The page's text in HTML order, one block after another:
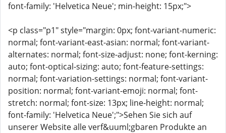
font-family: 'Helvetica Neue'; min-height: 15px;">
<p class="p1" style="margin: 0px; font-variant-numeric:
normal; font-variant-east-asian: normal; font-variant-
alternates: normal; font-size-adjust: none; font-kerning:
auto; font-optical-sizing: auto; font-feature-settings:
normal; font-variation-settings: normal; font-variant-
position: normal; font-variant-emoji: normal; font-
stretch: normal; font-size: 13px; line-height: normal;
font-family: 'Helvetica Neue';">Sehen Sie sich auf
unserer Website alle verf&uuml;gbaren Produkte an